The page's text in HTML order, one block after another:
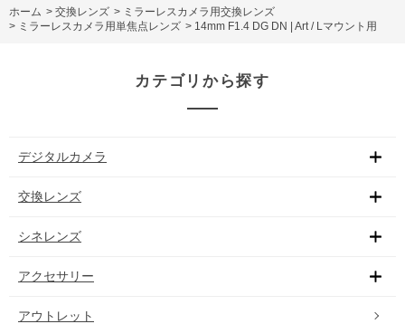
ホーム > 交換レンズ > ミラーレスカメラ用交換レンズ
> ミラーレスカメラ用単焦点レンズ > 14mm F1.4 DG DN | Art / Lマウント用
カテゴリから探す
デジタルカメラ
交換レンズ
シネレンズ
アクセサリー
アウトレット